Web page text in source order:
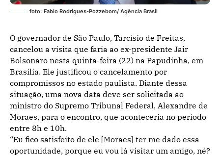
foto: Fabio Rodrigues-Pozzebom/ Agência Brasil
O governador de São Paulo, Tarcísio de Freitas,
cancelou a visita que faria ao ex-presidente Jair
Bolsonaro nesta quinta-feira (22) na Papudinha, em
Brasília. Ele justificou o cancelamento por
compromissos no estado paulista. Diante dessa
situação, uma nova data deve ser solicitada ao
ministro do Supremo Tribunal Federal, Alexandre de
Moraes, para o encontro, que aconteceria no período
entre 8h e 10h.
“Eu fico satisfeito de ele [Moraes] ter me dado essa
oportunidade, porque eu vou lá visitar um amigo, né?